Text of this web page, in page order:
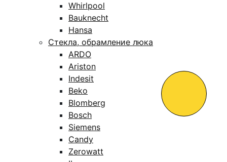
Whirlpool
Bauknecht
Hansa
Стекла, обрамление люка
ARDO
Ariston
Indesit
Beko
Blomberg
Bosch
Siemens
Candy
Zerowatt